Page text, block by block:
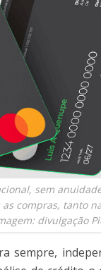
sem
compras, tanto
divulgação
sempre,